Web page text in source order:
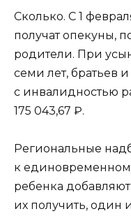
Сколько. C 1
получат опекуны,
родители. При
семи лет, братьев
с инвалидностью
175 043,67 ₽.
Региональные
к
ребенка
их получить, один